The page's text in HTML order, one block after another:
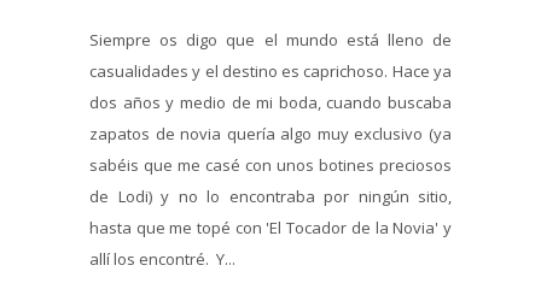
Siempre os digo que el mundo está lleno de
casualidades y el destino es caprichoso. Hace ya
dos años y medio de mi boda, cuando buscaba
zapatos de novia quería algo muy exclusivo (ya
sabéis que me casé con unos botines preciosos
de Lodi) y no lo encontraba por ningún sitio,
hasta que me topé con 'El Tocador de la Novia' y
allí los encontré. Y...